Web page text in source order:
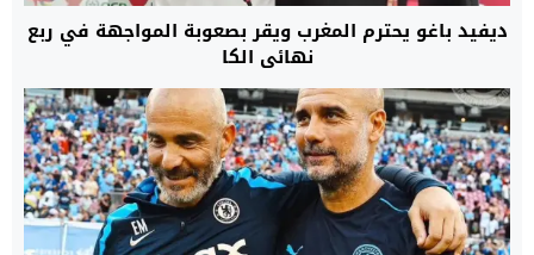
ديفيد باغو يحترم المغرب ويقر بصعوبة المواجهة في ربع
نهائي الكا